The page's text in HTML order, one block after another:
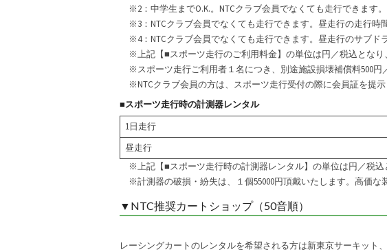
※2：中学生までO.K.。NTCクラブ会員でなくても走行できます。
※3：NTCクラブ会員でなくても走行できます。昼走行の走行時
※4：NTCクラブ会員でなくても走行できます。昼走行のサブド
※上記【■スポーツ走行のご利用料金】の単位は円／税込となり
※スポーツ走行ご利用者１名につき、別途施設損壊補償料500円
※NTCクラブ会員の方は、スポーツ走行受付の際に会員証を提
■スポーツ走行時の計測器レンタル
1日走行
昼走行
※上記【■スポーツ走行時の計測器レンタル】の単位は円／税込
※計測器の破損・紛失は、１個55000円頂戴いたします。高価な
▼NTC推奨カートショップ（50音順）
レーシングカートのレンタルを希望される方は新東京サーキット